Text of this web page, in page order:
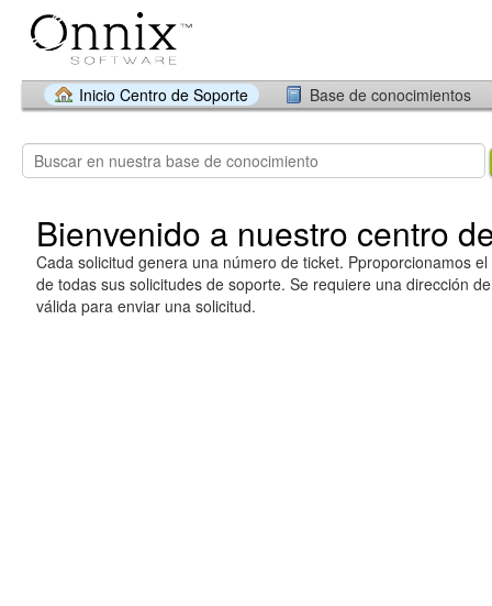
Inicio Centro de Soporte Base de conocimientos
Bienvenido a nuestro centro
Cada solicitud genera una número de ticket. Pproporcionamos
de todas sus solicitudes de soporte. Se requiere una dirección
válida para enviar una solicitud.